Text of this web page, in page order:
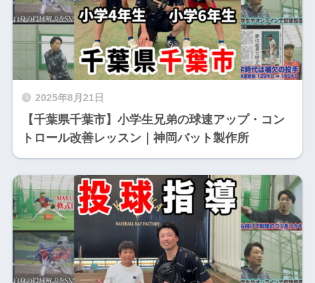
2025年8月21日
【千葉県千葉市】小学生兄弟の球速アップ・コン
トロール改善レッスン｜神岡バット製作所